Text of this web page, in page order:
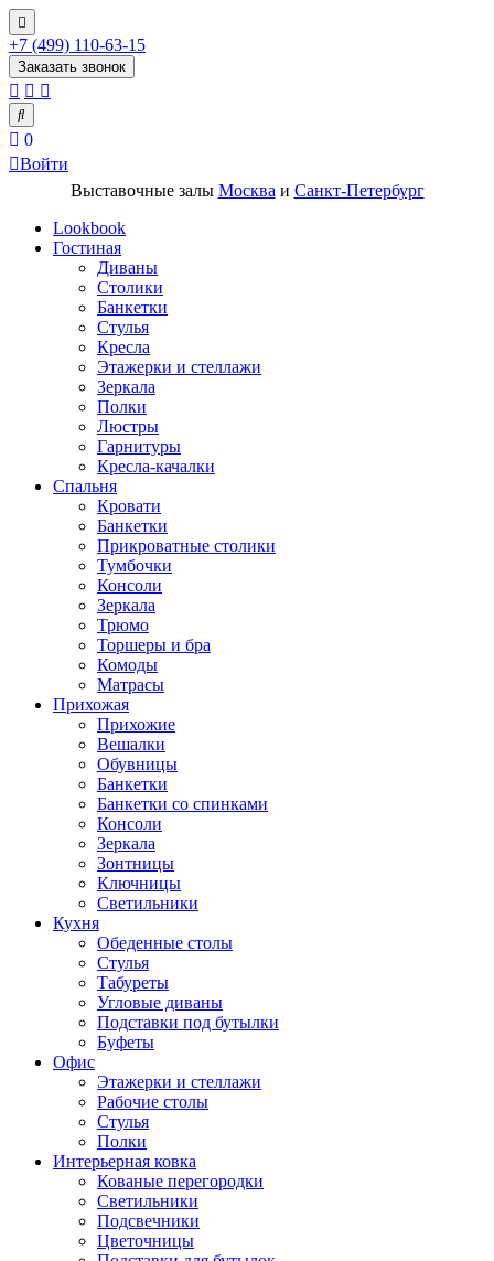
+7 (499) 110-63-15
Заказать звонок
0
Войти
Выставочные залы Москва и Санкт-Петербург
Lookbook
Гостиная
Диваны
Столики
Банкетки
Стулья
Кресла
Этажерки и стеллажи
Зеркала
Полки
Люстры
Гарнитуры
Кресла-качалки
Спальня
Кровати
Банкетки
Прикроватные столики
Тумбочки
Консоли
Зеркала
Трюмо
Торшеры и бра
Комоды
Матрасы
Прихожая
Прихожие
Вешалки
Обувницы
Банкетки
Банкетки со спинками
Консоли
Зеркала
Зонтницы
Ключницы
Светильники
Кухня
Обеденные столы
Стулья
Табуреты
Угловые диваны
Подставки под бутылки
Буфеты
Офис
Этажерки и стеллажи
Рабочие столы
Стулья
Полки
Интерьерная ковка
Кованые перегородки
Светильники
Подсвечники
Цветочницы